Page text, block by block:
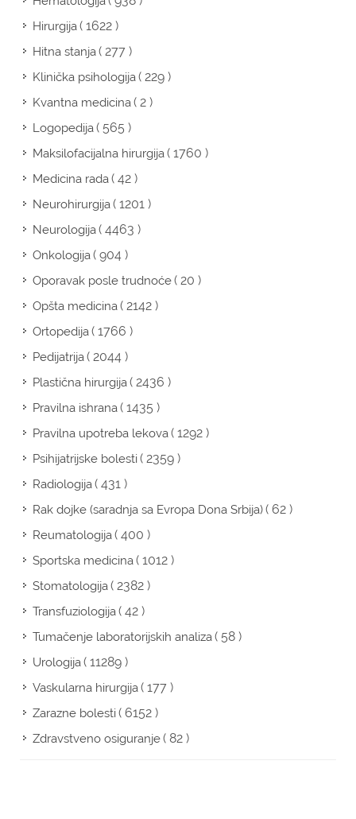
Hirurgija( 1622 )
Hitna stanja( 277 )
Klinička psihologija( 229 )
Kvantna medicina( 2 )
Logopedija( 565 )
Maksilofacijalna hirurgija( 1760 )
Medicina rada( 42 )
Neurohirurgija( 1201 )
Neurologija( 4463 )
Onkologija( 904 )
Oporavak posle trudnoće( 20 )
Opšta medicina( 2142 )
Ortopedija( 1766 )
Pedijatrija( 2044 )
Plastična hirurgija( 2436 )
Pravilna ishrana( 1435 )
Pravilna upotreba lekova( 1292 )
Psihijatrijske bolesti( 2359 )
Radiologija( 431 )
Rak dojke (saradnja sa Evropa Dona Srbija)( 62 )
Reumatologija( 400 )
Sportska medicina( 1012 )
Stomatologija( 2382 )
Transfuziologija( 42 )
Tumačenje laboratorijskih analiza( 58 )
Urologija( 11289 )
Vaskularna hirurgija( 177 )
Zarazne bolesti( 6152 )
Zdravstveno osiguranje( 82 )